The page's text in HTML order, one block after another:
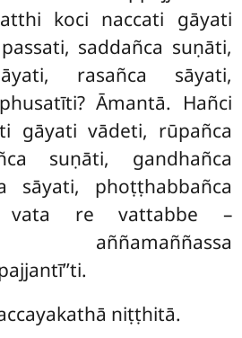
koci naccati gāyati
saddañca suṇāti,
rasañca sāyati,
Āmantā. Hañci
gāyati vādeti, rūpañca
suṇāti, gandhañca
sāyati, phoṭṭhabbañca
vata re vattabbe –
aññamaññassa
niṭṭhitā.